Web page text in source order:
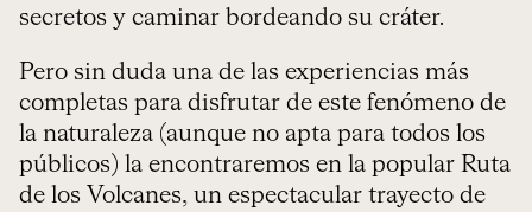
secretos y caminar bordeando su cráter.
Pero sin duda una de las experiencias más
completas para disfrutar de este fenómeno de
la naturaleza (aunque no apta para todos los
públicos) la encontraremos en la popular Ruta
de los Volcanes, un espectacular trayecto de